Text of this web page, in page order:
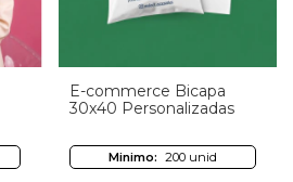
E-commerce Bicapa
30x40 Personalizadas
Minimo: 200 unid